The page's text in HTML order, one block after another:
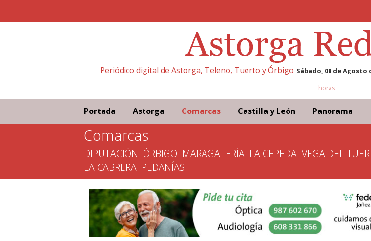
Periódico digital de Astorga, Teleno, Tuerto y Órbigo Sábado, 08 de Agosto
horas
Portada Astorga Comarcas Castilla y León Panorama
Comarcas
DIPUTACIÓN ÓRBIGO MARAGATERÍA LA CEPEDA VEGA DEL
LA CABRERA PEDANÍAS